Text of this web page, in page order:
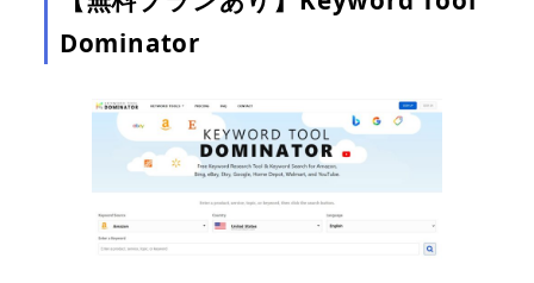
Dominator